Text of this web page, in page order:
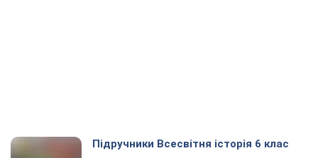
Підручники Всесвітня історія 6 клас